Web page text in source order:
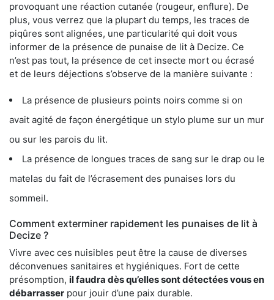
provoquant une réaction cutanée (rougeur, enflure). De
plus, vous verrez que la plupart du temps, les traces de
piqûres sont alignées, une particularité qui doit vous
informer de la présence de punaise de lit à Decize. Ce
n’est pas tout, la présence de cet insecte mort ou écrasé
et de leurs déjections s’observe de la manière suivante :
La présence de plusieurs points noirs comme si on
avait agité de façon énergétique un stylo plume sur un mur
ou sur les parois du lit.
La présence de longues traces de sang sur le drap ou le
matelas du fait de l’écrasement des punaises lors du
sommeil.
Comment exterminer rapidement les punaises de lit à
Decize ?
Vivre avec ces nuisibles peut être la cause de diverses
déconvenues sanitaires et hygiéniques. Fort de cette
présomption, il faudra dès qu’elles sont détectées vous en
débarrasser pour jouir d’une paix durable.